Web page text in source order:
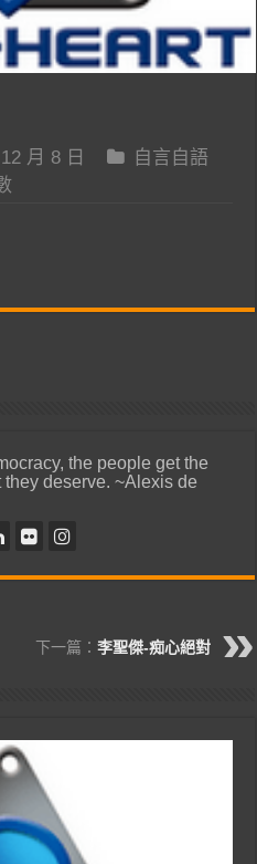
月 8 日
自言自語
the people get the
they deserve. ~Alexis de
下一篇： 李聖傑-痴心絕對